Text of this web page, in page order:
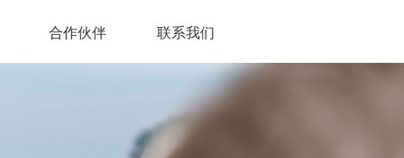
合作伙伴 联系我们